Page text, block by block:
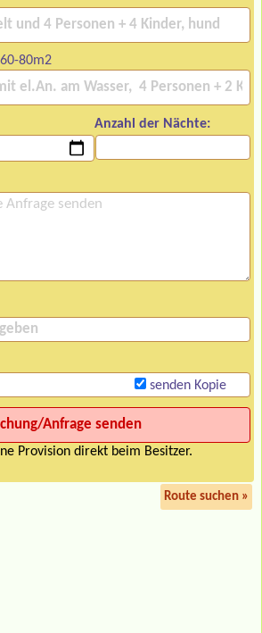
80m2
Anzahl der Nächte:
senden Kopie
Provision direkt beim Besitzer.
Route suchen »